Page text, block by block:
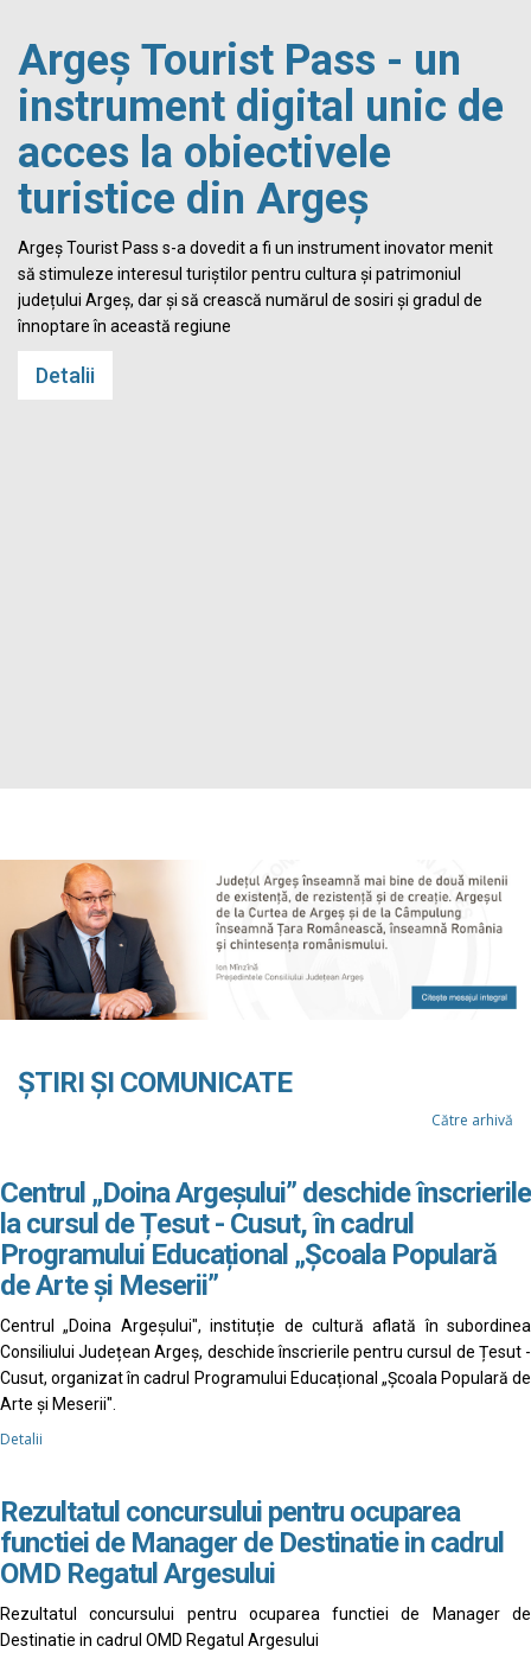
Argeș Tourist Pass - un
instrument digital unic de
acces la obiectivele
turistice din Argeș
Argeș Tourist Pass s-a dovedit a fi un instrument inovator menit
să stimuleze interesul turiștilor pentru cultura și patrimoniul
județului Argeș, dar și să crească numărul de sosiri și gradul de
înnoptare în această regiune
Detalii
ȘTIRI ȘI COMUNICATE
Către arhivă
Centrul „Doina Argeșului” deschide înscrierile
la cursul de Țesut - Cusut, în cadrul
Programului Educațional „Școala Populară
de Arte și Meserii”
Centrul „Doina Argeșului", instituție de cultură aflată în subordinea
Consiliului Județean Argeș, deschide înscrierile pentru cursul de Țesut -
Cusut, organizat în cadrul Programului Educațional „Școala Populară de
Arte și Meserii".
Detalii
Rezultatul concursului pentru ocuparea
functiei de Manager de Destinatie in cadrul
OMD Regatul Argesului
Rezultatul concursului pentru ocuparea functiei de Manager de
Destinatie in cadrul OMD Regatul Argesului